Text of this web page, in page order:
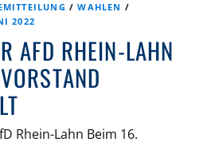
/WAHLEN /
2022
AFD RHEIN-LAHN
Rhein-Lahn Beim 16.